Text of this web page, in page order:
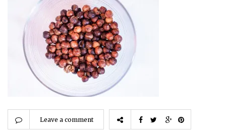
Leave a comment